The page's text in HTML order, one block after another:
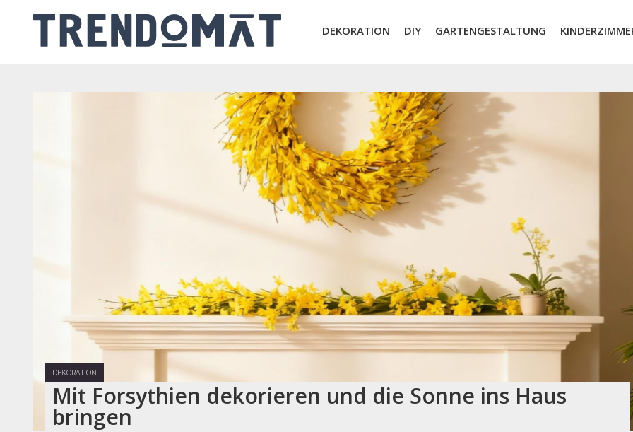
DEKORATION DIY GARTENGESTALTUNG
DEKORATION
Mit Forsythien dekorieren und die Sonne ins Haus
bringen